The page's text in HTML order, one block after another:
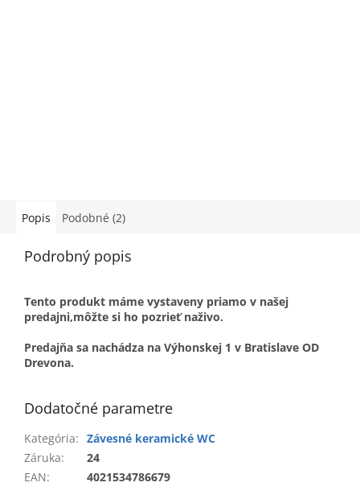
Popis Podobné (2)
Podrobný popis
Tento produkt máme vystaveny priamo v našej
predajni,môžte si ho pozrieť naživo.
Predajňa sa nachádza na Výhonskej 1 v Bratislave OD
Drevona.
Dodatočné parametre
Kategória: Závesné keramické WC
Záruka:
24
EAN: 4021534786679